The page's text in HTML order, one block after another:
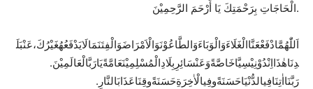
الْحَاجَاتِ بِرَحْمَتِكَ يَا أَرْحَمَ الرَّحِمِيْنَ .
اَللّهُمَّادْفَعْعَنَّاالْغَلَاءَوَالْوَبَاءَوَالطَّاعُوْنَوَالْاَمْرَاضَوَالْفِتَنَمَالَايَدْفَعُهُغَيْرُكَ،عَنْبَلَ
دِنَاهذَااِنْدُوْنِيْسِيَّاخَاصَّةًوَعَنْسَائِرِ بِلَادِالْمُسْلِمِيْنَعَامَّةًيَارَبَّالْعَالَمِيْنَ.
رَبَّنَااتِنَافِيالدُّنْيَاحَسَنَةًوفِيالْاخِرَةِحَسَنَةًوقِنَاعَذَابَالنَّارِ .